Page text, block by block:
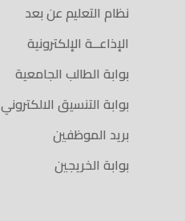
نظام التعليم عن بعد
الإذاعــة الإلكترونية
بوابة الطالب الجامعية
بوابة التنسيق الالكتروني
بريد الموظفين
بوابة الخريجين